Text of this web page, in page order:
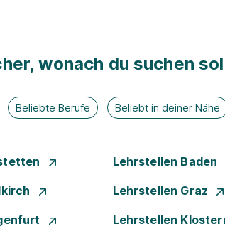
wonach du suchen
Beliebte Berufe Beliebt in deiner Nähe
Lehrstellen Baden
Lehrstellen Graz
Lehrstellen